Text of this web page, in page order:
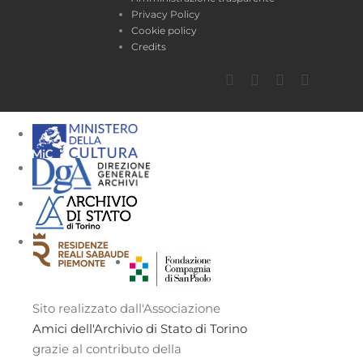
Privacy Policy
Cookie policy
Credits
Facebook
TwitterYouTube
Sito realizzato dall'Associazione
Amici dell'Archivio di Stato di Torino
grazie al contributo della